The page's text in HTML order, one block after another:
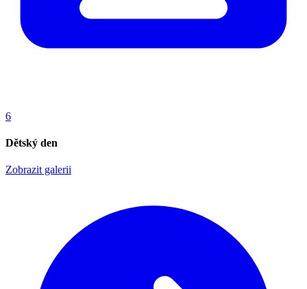
6
Dětský den
Zobrazit galerii